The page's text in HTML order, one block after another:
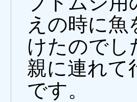
えの時に
けたのでし
親に連れて
です。